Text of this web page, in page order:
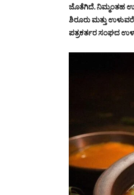
ಜೊತೆಗಿದೆ. ನಿಮ್ಮಂತಹ
ಶಿರೂರು ಮತ್ತು
ಪತ್ರಕರ್ತರ ಸಂಘದ